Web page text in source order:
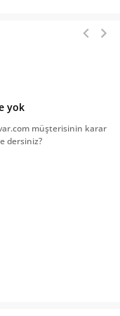
yok
müşterisinin karar
dersiniz?